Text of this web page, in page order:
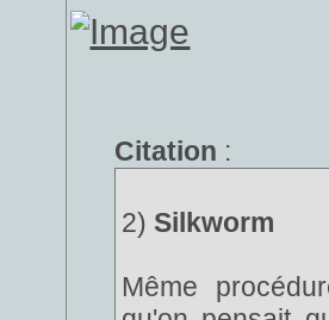
Citation :
2) Silkworm
Même